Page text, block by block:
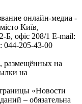
онлайн-медиа -
Київ,
офіс 208/1 E-mail:
044-205-43-00
размещённых на
на
«Новости
– обязательна